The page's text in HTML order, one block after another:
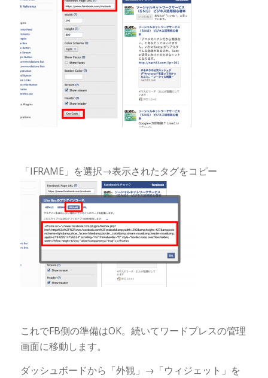
「IFRAME」を選択→表示されたタグをコピー
これでFB側の準備はOK。続いてワードプレスの管理
画面に移動します。
ダッシュボードから「外観」→「ウィジェット」を